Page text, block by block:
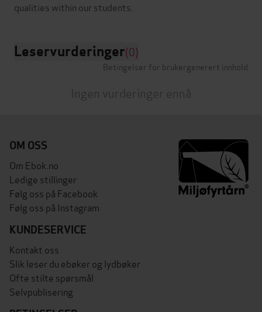
Leservurderinger(0)
Betingelser for brukergenerert innhold
Ingen vurderinger ennå
OM OSS
Om Ebok.no
Ledige stillinger
Følg oss på Facebook
Følg oss på Instagram
KUNDESERVICE
Kontakt oss
Slik leser du ebøker og lydbøker
Ofte stilte spørsmål
Selvpublisering